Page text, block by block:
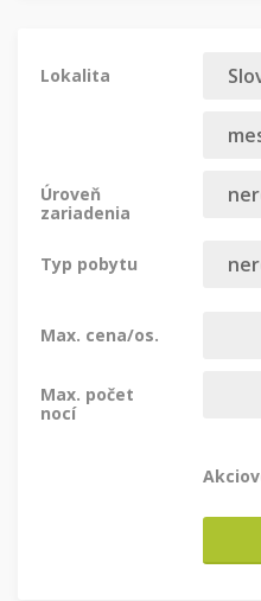
Lokalita
Úroveň
zariadenia
Typ pobytu
Max. cena/os.
Max. počet
nocí